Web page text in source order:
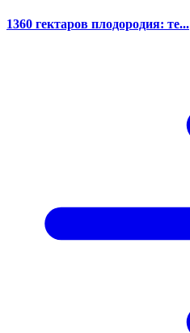
1360 гектаров плодородия: те...